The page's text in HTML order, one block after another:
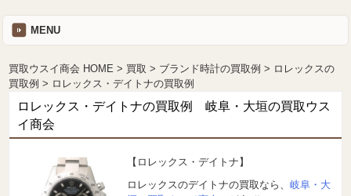
MENU
買取ウスイ商会 HOME 買取 ブランド時計の買取例
ロレックスの
買取例
ロレックス・デイトナの買取例
ロレックス・デイトナの買取例 岐阜・大垣の買取ウス
イ商会
【ロレックス・デイトナ】
ロレックスのデイトナの買取なら、岐阜・大